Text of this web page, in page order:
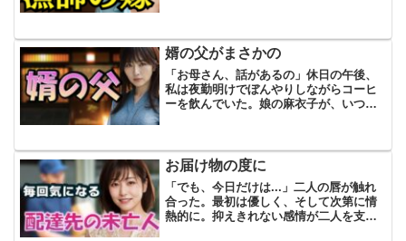
師として働いていたが、体...
婿の父がまさかの
「お母さん、話があるの」休日の午後、
私は夜勤明けでぼんやりしながらコーヒ
ーを飲んでいた。娘の麻衣子が、いつも
の」私は一瞬、カップを持ったまま動き
を止めた。「え？」「うん...
お届け物の度に
「でも、今日だけは...」二人の唇が触れ
合った。最初は優しく、そして次第に情
熱的に。抑えきれない感情が二人を支配